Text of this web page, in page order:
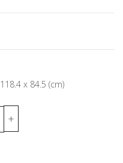
118.4 x 84.5 (cm)